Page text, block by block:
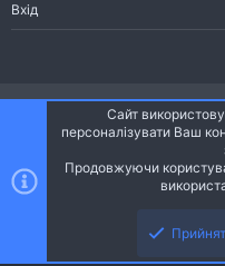
Вхід
Ніч
Українська (UA)
S
Community platform by XenForo®
Community platform by
Сайт
персоналізувати Ваш
Продовжуючи